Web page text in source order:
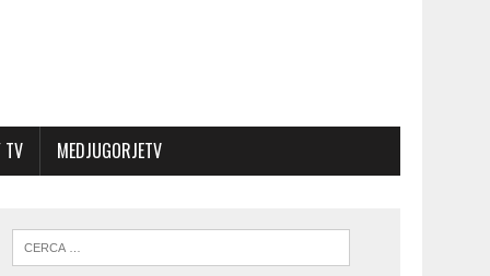
TV MEDJUGORJETV